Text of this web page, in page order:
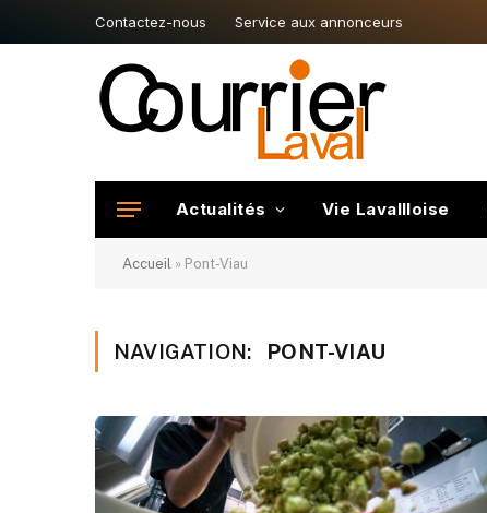
Contactez-nous Service aux annonceurs
Actualités Vie Lavallloise
Accueil » Pont-Viau
NAVIGATION: PONT-VIAU